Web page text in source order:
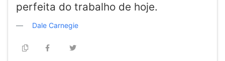
perfeita do trabalho de hoje.
Dale Carnegie